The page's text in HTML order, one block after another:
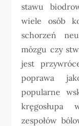
stawu
wiele osób
schorzeń
mózgu czy
jest
poprawa
popularne
kręgosłupa
zespołów